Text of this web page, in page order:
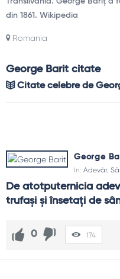
din 1861. Wikipedia
Romania
George Barit citate
Citate celebre de
George
In: Adevăr,
De atotputernicia
trufași și însetați de
0 174